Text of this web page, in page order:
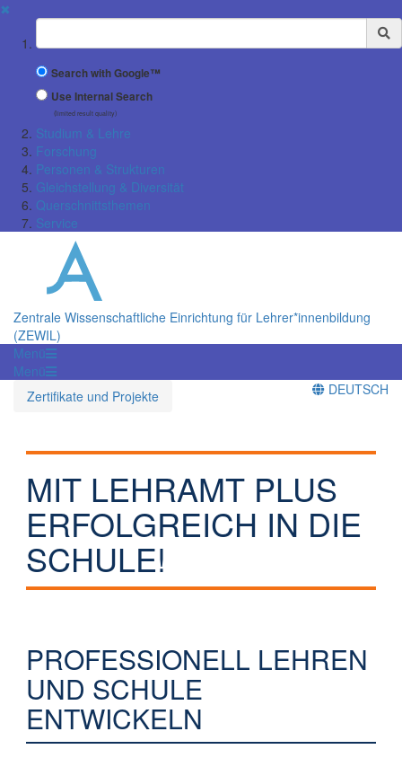
✖
Suchbegriff
Search with Google™
Use Internal Search
(limited result quality)
Studium & Lehre
Forschung
Personen & Strukturen
Gleichstellung & Diversität
Querschnittsthemen
Service
Zentrale Wissenschaftliche Einrichtung für Lehrer*innenbildung
(ZEWIL)
Menü
Menü
Zertifikate und Projekte
DEUTSCH
MIT LEHRAMT PLUS
ERFOLGREICH IN DIE
SCHULE!
PROFESSIONELL LEHREN
UND SCHULE
ENTWICKELN